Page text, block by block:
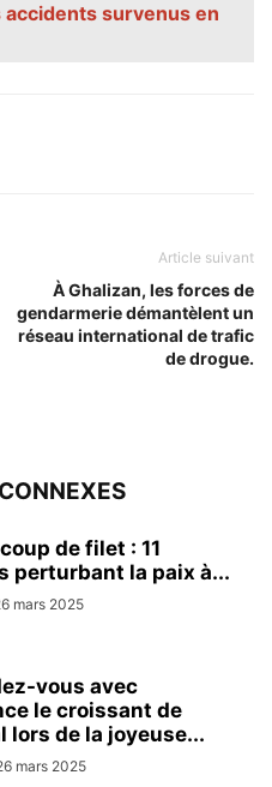
accidents survenus en
Article suivant
À Ghalizan, les forces de
gendarmerie démantèlent un
réseau international de trafic
de drogue.
de filet : 11
perturbant la paix à...
mars 2025
vous avec
le croissant de
lors de la joyeuse...
mars 2025